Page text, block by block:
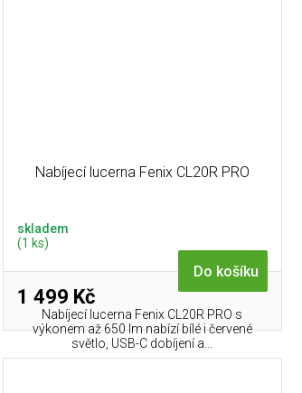
Nabíjecí lucerna Fenix CL20R PRO
skladem
(1 ks)
1 499 Kč
Do košíku
Nabíjecí lucerna Fenix CL20R PRO s
výkonem až 650 lm nabízí bílé i červené
světlo, USB-C dobíjení a...